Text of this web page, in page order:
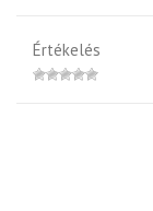
Értékelés